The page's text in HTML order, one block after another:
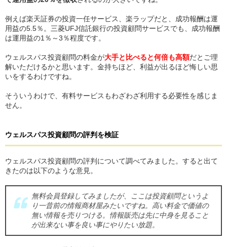
例えば楽天証券の投資一任サービス、楽ラップだと、成功報酬は運
用益の5.5％。三菱UFJ信託銀行の投資顧問サービスでも、成功報酬
は運用益の1％～3％程度です。
ウェルスパス投資顧問の料金が大手と比べると何倍も高額だとご理
解いただけるかと思います。金持ちほど、利益が出るほど悔しい思
いをするわけですね。
そういうわけで、有料サービスもわざわざ利用する必要性を感じま
せん。
ウェルスパス投資顧問の評判を検証
ウェルスパス投資顧問の評判について調べてみました。すると出て
きたのは以下のような意見。
無料会員登録してみましたが、ここは投資顧問というよ
り一昔前の情報商材屋みたいですね。高い料金で価値の
無い情報を売りつける。情報販売は先に中身を見ること
が出来ない事を良い事にやりたい放題。